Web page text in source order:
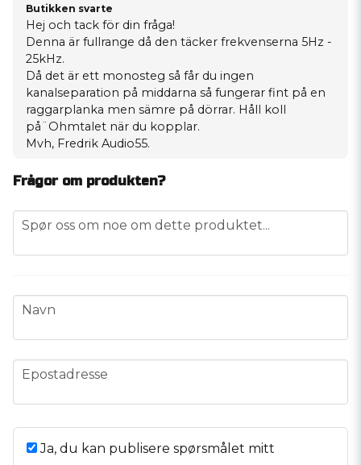
Butikken svarte
Hej och tack för din fråga!
Denna är fullrange då den täcker frekvenserna 5Hz -
25kHz.
Då det är ett monosteg så får du ingen
kanalseparation på middarna så fungerar fint på en
raggarplanka men sämre på dörrar. Håll koll
på¨Ohmtalet när du kopplar.
Mvh, Fredrik Audio55.
Frågor om produkten?
question
Spør oss om noe om dette produktet...
name
Navn
email
Epostadresse
Ja, du kan publisere spørsmålet mitt